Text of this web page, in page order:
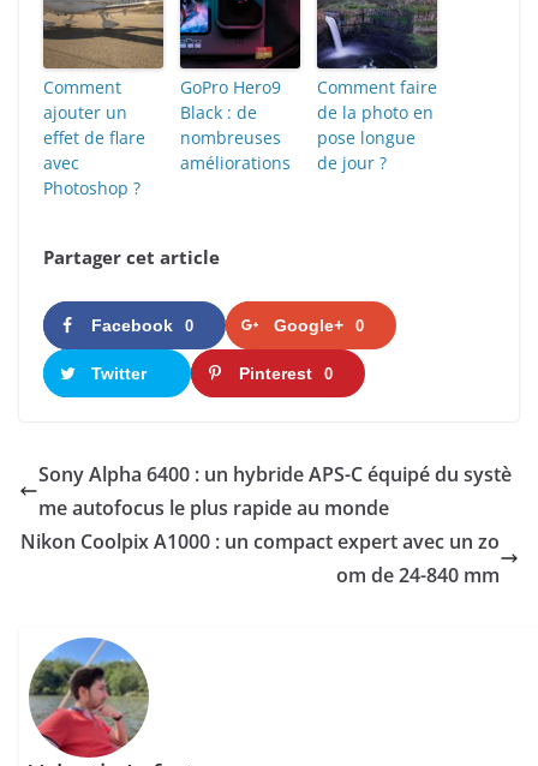
Comment
ajouter un
effet de flare
avec
Photoshop ?
GoPro Hero9
Black : de
nombreuses
améliorations
Comment faire
de la photo en
pose longue
de jour ?
Partager cet article
Facebook 0 Google+ 0
Twitter Pinterest 0
Sony Alpha 6400 : un hybride APS-C équipé du systè
me autofocus le plus rapide au monde
Nikon Coolpix A1000 : un compact expert avec un zo
om de 24-840 mm